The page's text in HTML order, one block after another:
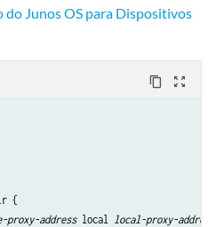
Junos OS para Dispositivos
content_copy zoom_out_map
{
proxy-address local local-proxy-address